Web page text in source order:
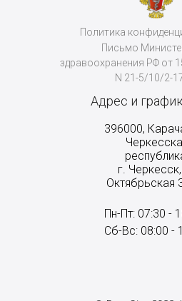
Адрес и
Пн-Пт: 07:30 -
Сб-Вс: 08:00 -
396000,
г.
Октябрьская
Политика
Письмо
здравоохранения РФ от
N 21-5/10/2-